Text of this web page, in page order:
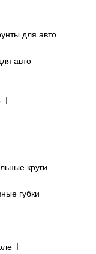
для авто
авто
круги
губки